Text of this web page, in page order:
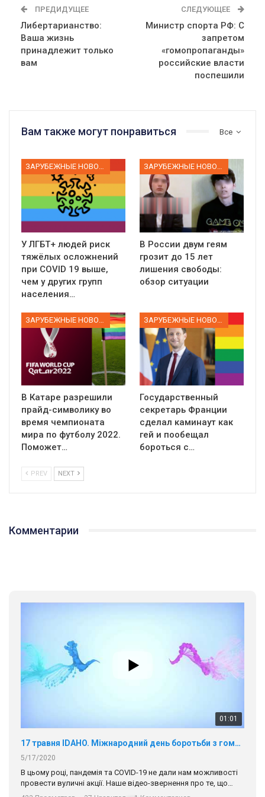
ПРЕДИДУЩЕЕ
Либертарианство:
Ваша жизнь
принадлежит только
вам
СЛЕДУЮЩЕЕ
Министр спорта РФ: С
запретом
«гомопропаганды»
российские власти
поспешили
Все
Вам также могут понравиться
ЗАРУБЕЖНЫЕ НОВОСТИ
У ЛГБТ+ людей риск
тяжёлых осложнений
при COVID 19 выше,
чем у других групп
населения…
ЗАРУБЕЖНЫЕ НОВОСТИ
В России двум геям
грозит до 15 лет
лишения свободы:
обзор ситуации
В Катаре разрешили
прайд-символику во
время чемпионата
мира по футболу 2022.
Поможет…
Государственный
секретарь Франции
сделал каминаут как
гей и пообещал
бороться с…
PREV NEXT
Комментарии
01:01
17 травня IDAHO. Міжнародний день боротьби з гомофобією трансфобією і біфобія.
5/17/2020
В цьому році, пандемія та COVІD-19 не дали нам можливості
провести вуличні акції. Наше відео-звернення про те, що
навіть коли ми у різних містах та не можемо зустрінеться, ми